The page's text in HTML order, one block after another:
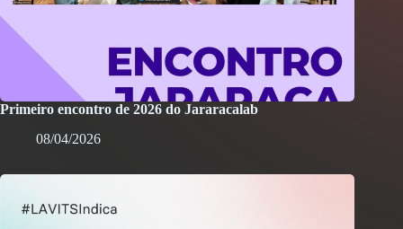
Primeiro encontro de 2026 do Jararacalab
08/04/2026